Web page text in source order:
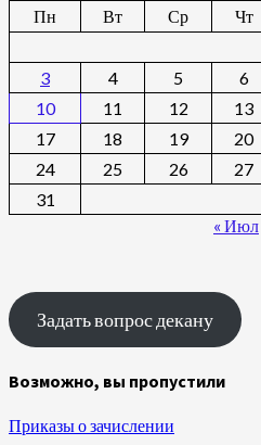
Пн
Вт Ср Чт
3
4 5 6
10
11 12 13
17
18 19 20
24
25 26 27
31
« Июл
Задать вопрос декану
Возможно, вы пропустили
Приказы о зачислении